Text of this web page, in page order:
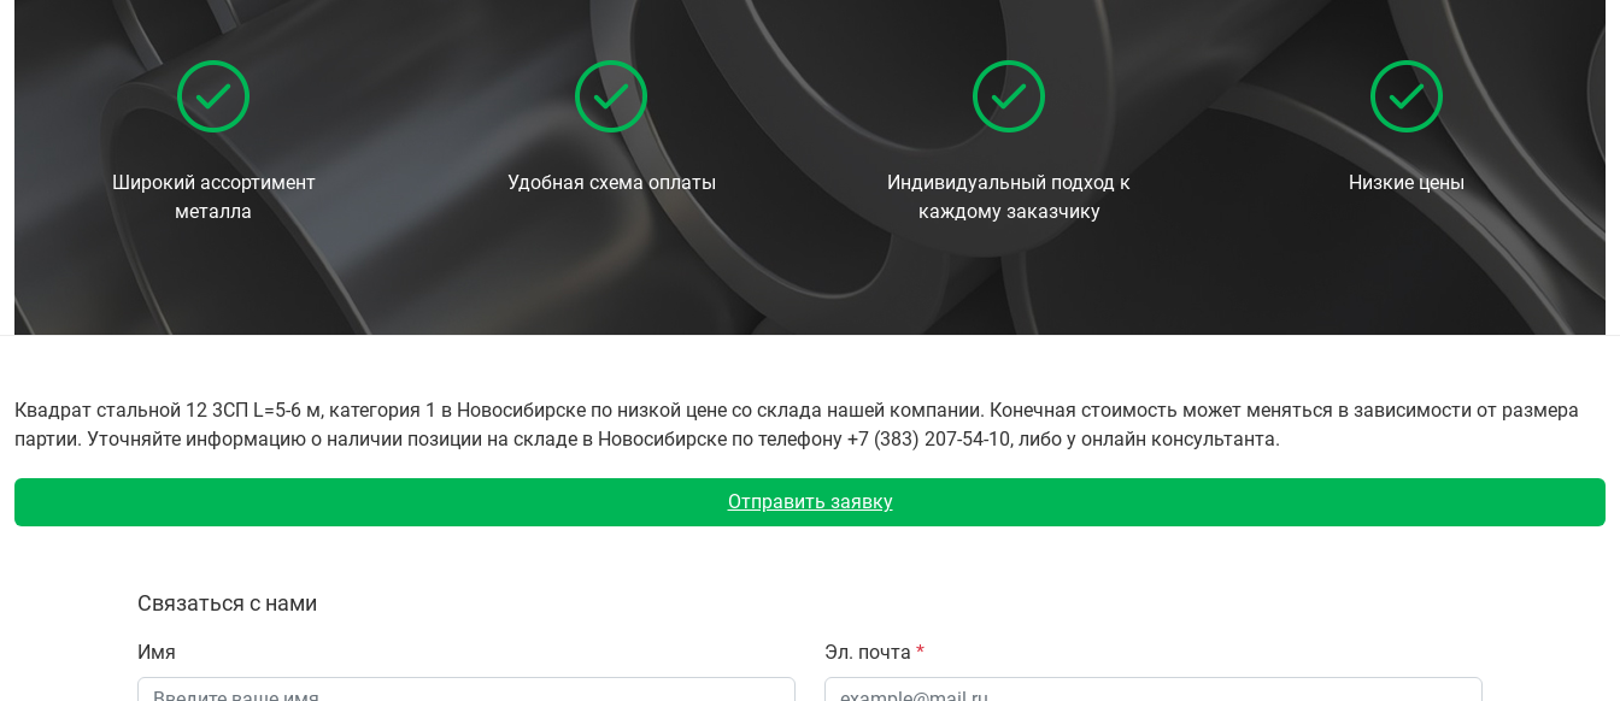
Широкий ассортимент
металла
Удобная схема оплаты
Индивидуальный подход к
каждому заказчику
Низкие цены
Квадрат стальной 12 3СП L=5-6 м, категория 1 в Новосибирске по низкой цене со склада нашей компании. Конечная стоимость может меняться в зависимости от размера
партии. Уточняйте информацию о наличии позиции на складе в Новосибирске по телефону +7 (383) 207-54-10, либо у онлайн консультанта.
Отправить заявку
Связаться с нами
Имя Эл. почта *